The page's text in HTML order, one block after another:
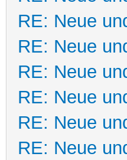
RE: Neue
RE: Neue
RE: Neue
RE: Neue
RE: Neue
RE: Neue